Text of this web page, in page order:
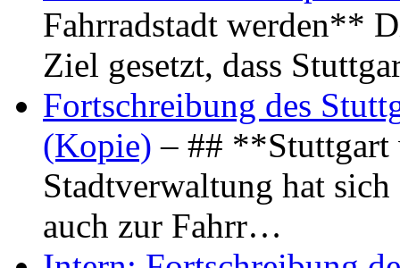
Fahrradstadt werden**
Ziel gesetzt, dass
Fortschreibung des
(Kopie) – ## **Stuttgart
Stadtverwaltung hat
auch zur Fahrr…